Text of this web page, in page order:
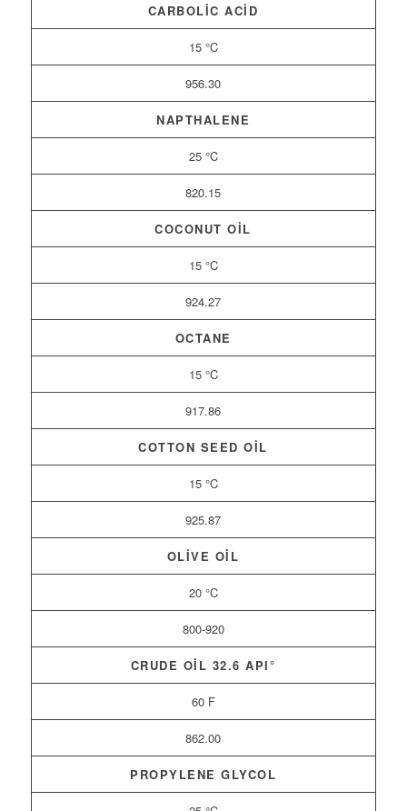
CARBOLIC ACID
15 °C
956.30
NAPTHALENE
25 °C
820.15
COCONUT OIL
15 °C
924.27
OCTANE
15 °C
917.86
COTTON SEED OIL
15 °C
925.87
OLIVE OIL
20 °C
800-920
CRUDE OIL 32.6 API°
60 F
862.00
PROPYLENE GLYCOL